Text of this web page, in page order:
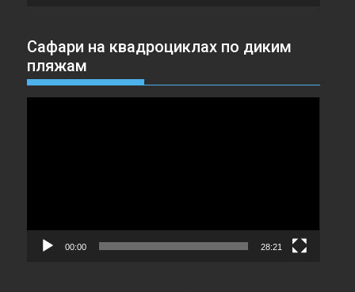
Сафари на квадроциклах по диким
пляжам
00:00 28:21